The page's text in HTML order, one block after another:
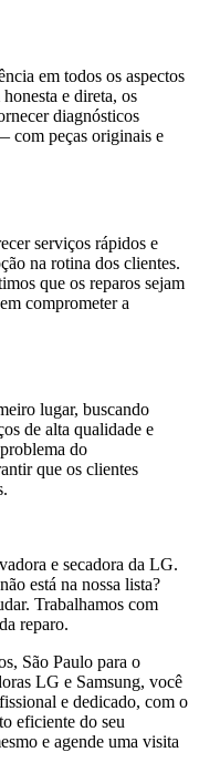
em todos os aspectos
e direta, os
diagnósticos
com peças originais e
serviços rápidos e
na rotina dos clientes.
que os reparos sejam
comprometer a
lugar, buscando
de alta qualidade e
do
que os clientes
e secadora da LG.
está na nossa lista?
Trabalhamos com
reparo.
São Paulo para o
LG e Samsung, você
e dedicado, com o
eficiente do seu
e agende uma visita